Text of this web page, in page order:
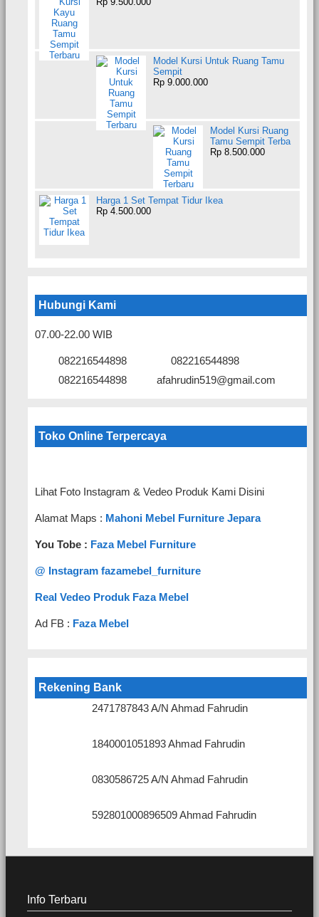
Model Kursi Untuk Ruang Tamu
Sempit
Rp 9.000.000
Model Kursi Ruang
Tamu Sempit Terba
Rp 8.500.000
Harga 1 Set Tempat Tidur Ikea
Rp 4.500.000
Hubungi Kami
07.00-22.00 WIB
082216544898
082216544898
082216544898
afahrudin519@gmail.com
Toko Online Terpercaya
Lihat Foto Instagram & Vedeo Produk Kami Disini
Alamat Maps : Mahoni Mebel Furniture Jepara
You Tobe : Faza Mebel Furniture
@ Instagram fazamebel_furniture
Real Vedeo Produk Faza Mebel
Ad FB : Faza Mebel
Rekening Bank
2471787843 A/N Ahmad Fahrudin
1840001051893 Ahmad Fahrudin
0830586725 A/N Ahmad Fahrudin
592801000896509 Ahmad Fahrudin
Info Terbaru